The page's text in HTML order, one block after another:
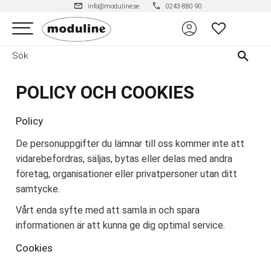
Meny
mail info@moduline.se phone 0243-880 90
account_circle FAVORITER
POLICY OCH COOKIES
Policy
De personuppgifter du lämnar till oss kommer inte att
vidarebefordras, säljas, bytas eller delas med andra
företag, organisationer eller privatpersoner utan ditt
samtycke.
Vårt enda syfte med att samla in och spara
informationen är att kunna ge dig optimal service.
Cookies